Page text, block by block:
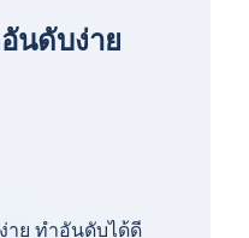
นดับง่าย
าย ทำอันดับได้ดี